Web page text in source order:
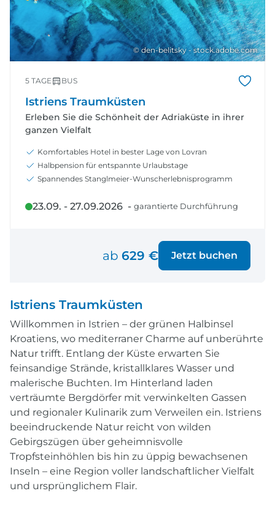
© den-belitsky - stock.adobe.com
5 TAGE BUS
Istriens Traumküsten
Erleben Sie die Schönheit der Adriaküste in ihrer
ganzen Vielfalt
Komfortables Hotel in bester Lage von Lovran
Halbpension für entspannte Urlaubstage
Spannendes Stanglmeier-Wunscherlebnisprogramm
23.09. - 27.09.2026 - garantierte Durchführung
ab 629 € Jetzt buchen
Istriens Traumküsten
Willkommen in Istrien – der grünen Halbinsel
Kroatiens, wo mediterraner Charme auf unberührte
Natur trifft. Entlang der Küste erwarten Sie
feinsandige Strände, kristallklares Wasser und
malerische Buchten. Im Hinterland laden
verträumte Bergdörfer mit verwinkelten Gassen
und regionaler Kulinarik zum Verweilen ein. Istriens
beeindruckende Natur reicht von wilden
Gebirgszügen über geheimnisvolle
Tropfsteinhöhlen bis hin zu üppig bewachsenen
Inseln – eine Region voller landschaftlicher Vielfalt
und ursprünglichem Flair.